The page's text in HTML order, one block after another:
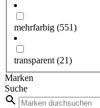
mehrfarbig (551)
transparent (21)
Marken
Suche